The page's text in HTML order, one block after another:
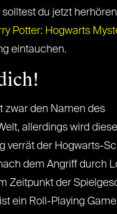
du jetzt
Potter: Hogwarts
eintauchen.
zwar den Namen des
allerdings wird
verrät der Hogwarts-
dem Angriff durch
Zeitpunkt der
ein Roll-Playing Game